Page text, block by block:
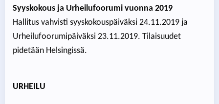
Syyskokous ja Urheilufoorumi vuonna 2019
Hallitus vahvisti syyskokouspäiväksi 24.11.2019 ja
Urheilufoorumipäiväksi 23.11.2019. Tilaisuudet
pidetään Helsingissä.
URHEILU